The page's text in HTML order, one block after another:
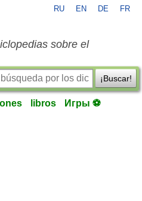
RU EN DE FR
sobre el
¡Buscar!
libros Игры ⚽